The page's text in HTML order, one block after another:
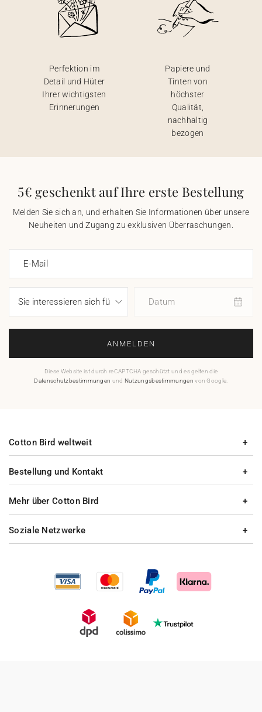
Perfektion im
Detail und Hüter
Ihrer wichtigsten
Erinnerungen
Papiere und
Tinten von
höchster
Qualität,
nachhaltig
bezogen
5€ geschenkt auf Ihre erste Bestellung
Melden Sie sich an, und erhalten Sie Informationen über unsere
Neuheiten und Zugang zu exklusiven Überraschungen.
E-Mail
Datum
ANMELDEN
Diese Website ist durch reCAPTCHA geschützt und es gelten die
Datenschutzbestimmungen und Nutzungsbestimmungen von Google.
Bestellung und Kontakt
Mehr über Cotton Bird
Cotton Bird weltweit
Soziale Netzwerke